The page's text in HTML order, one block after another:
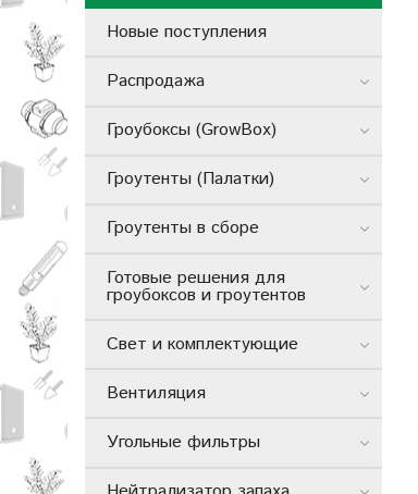
Новые поступления
Распродажа
Гроубоксы (GrowBox)
Гроутенты (Палатки)
Гроутенты в сборе
Готовые решения для
гроубоксов и гроутентов
Свет и комплектующие
Вентиляция
Угольные фильтры